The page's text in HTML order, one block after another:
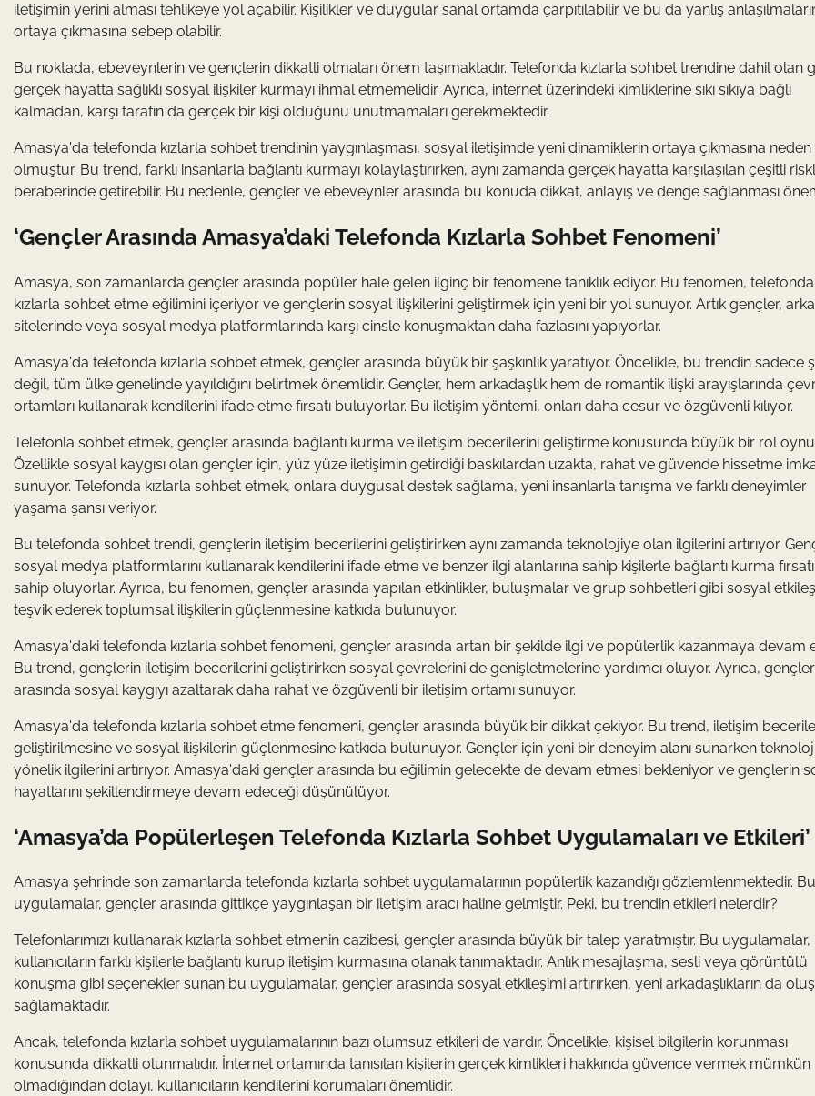
iletişimin yerini alması tehlikeye yol açabilir. Kişilikler ve duygular sanal ortamda çarpıtılabilir ve bu da yanlış
ortaya çıkmasına sebep olabilir.
Bu noktada, ebeveynlerin ve gençlerin dikkatli olmaları önem taşımaktadır. Telefonda kızlarla sohbet trendine dahil olan
gerçek hayatta sağlıklı sosyal ilişkiler kurmayı ihmal etmemelidir. Ayrıca, internet üzerindeki kimliklerine sıkı sıkıya bağlı
kalmadan, karşı tarafın da gerçek bir kişi olduğunu unutmamaları gerekmektedir.
Amasya'da telefonda kızlarla sohbet trendinin yaygınlaşması, sosyal iletişimde yeni dinamiklerin ortaya çıkmasına neden
olmuştur. Bu trend, farklı insanlarla bağlantı kurmayı kolaylaştırırken, aynı zamanda gerçek hayatta karşılaşılan çeşitli
beraberinde getirebilir. Bu nedenle, gençler ve ebeveynler arasında bu konuda dikkat, anlayış ve denge sağlanması
‘Gençler Arasında Amasya’daki Telefonda Kızlarla Sohbet Fenomeni’
Amasya, son zamanlarda gençler arasında popüler hale gelen ilginç bir fenomene tanıklık ediyor. Bu fenomen, telefonda
kızlarla sohbet etme eğilimini içeriyor ve gençlerin sosyal ilişkilerini geliştirmek için yeni bir yol sunuyor. Artık gençler,
sitelerinde veya sosyal medya platformlarında karşı cinsle konuşmaktan daha fazlasını yapıyorlar.
Amasya'da telefonda kızlarla sohbet etmek, gençler arasında büyük bir şaşkınlık yaratıyor. Öncelikle, bu trendin sadece
değil, tüm ülke genelinde yayıldığını belirtmek önemlidir. Gençler, hem arkadaşlık hem de romantik ilişki arayışlarında
ortamları kullanarak kendilerini ifade etme fırsatı buluyorlar. Bu iletişim yöntemi, onları daha cesur ve özgüvenli kılıyor.
Telefonla sohbet etmek, gençler arasında bağlantı kurma ve iletişim becerilerini geliştirme konusunda büyük bir rol
Özellikle sosyal kaygısı olan gençler için, yüz yüze iletişimin getirdiği baskılardan uzakta, rahat ve güvende hissetme
sunuyor. Telefonda kızlarla sohbet etmek, onlara duygusal destek sağlama, yeni insanlarla tanışma ve farklı deneyimler
yaşama şansı veriyor.
Bu telefonda sohbet trendi, gençlerin iletişim becerilerini geliştirirken aynı zamanda teknolojiye olan ilgilerini artırıyor.
sosyal medya platformlarını kullanarak kendilerini ifade etme ve benzer ilgi alanlarına sahip kişilerle bağlantı kurma
sahip oluyorlar. Ayrıca, bu fenomen, gençler arasında yapılan etkinlikler, buluşmalar ve grup sohbetleri gibi sosyal
teşvik ederek toplumsal ilişkilerin güçlenmesine katkıda bulunuyor.
Amasya'daki telefonda kızlarla sohbet fenomeni, gençler arasında artan bir şekilde ilgi ve popülerlik kazanmaya devam
Bu trend, gençlerin iletişim becerilerini geliştirirken sosyal çevrelerini de genişletmelerine yardımcı oluyor. Ayrıca, gençler
arasında sosyal kaygıyı azaltarak daha rahat ve özgüvenli bir iletişim ortamı sunuyor.
Amasya'da telefonda kızlarla sohbet etme fenomeni, gençler arasında büyük bir dikkat çekiyor. Bu trend, iletişim
geliştirilmesine ve sosyal ilişkilerin güçlenmesine katkıda bulunuyor. Gençler için yeni bir deneyim alanı sunarken
yönelik ilgilerini artırıyor. Amasya'daki gençler arasında bu eğilimin gelecekte de devam etmesi bekleniyor ve gençlerin
hayatlarını şekillendirmeye devam edeceği düşünülüyor.
‘Amasya’da Popülerleşen Telefonda Kızlarla Sohbet Uygulamaları ve Etkileri’
Amasya şehrinde son zamanlarda telefonda kızlarla sohbet uygulamalarının popülerlik kazandığı gözlemlenmektedir. Bu
uygulamalar, gençler arasında gittikçe yaygınlaşan bir iletişim aracı haline gelmiştir. Peki, bu trendin etkileri nelerdir?
Telefonlarımızı kullanarak kızlarla sohbet etmenin cazibesi, gençler arasında büyük bir talep yaratmıştır. Bu uygulamalar,
kullanıcıların farklı kişilerle bağlantı kurup iletişim kurmasına olanak tanımaktadır. Anlık mesajlaşma, sesli veya görüntülü
konuşma gibi seçenekler sunan bu uygulamalar, gençler arasında sosyal etkileşimi artırırken, yeni arkadaşlıkların da
sağlamaktadır.
Ancak, telefonda kızlarla sohbet uygulamalarının bazı olumsuz etkileri de vardır. Öncelikle, kişisel bilgilerin korunması
konusunda dikkatli olunmalıdır. İnternet ortamında tanışılan kişilerin gerçek kimlikleri hakkında güvence vermek mümkün
olmadığından dolayı, kullanıcıların kendilerini korumaları önemlidir.